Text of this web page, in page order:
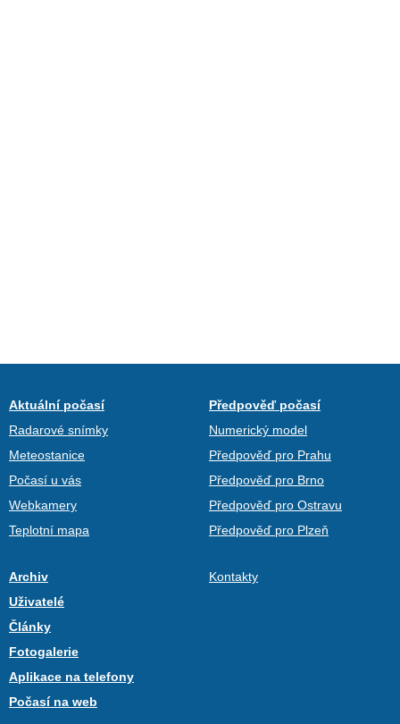
Aktuální počasí
Radarové snímky
Meteostanice
Počasí u vás
Webkamery
Teplotní mapa
Předpověď počasí
Numerický model
Předpověď pro Prahu
Předpověď pro Brno
Předpověď pro Ostravu
Předpověď pro Plzeň
Archiv
Uživatelé
Články
Fotogalerie
Aplikace na telefony
Počasí na web
Kontakty